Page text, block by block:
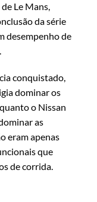
Le Mans,
da série
desempenho de
conquistado,
dominar os
o Nissan
as
eram apenas
que
de corrida.